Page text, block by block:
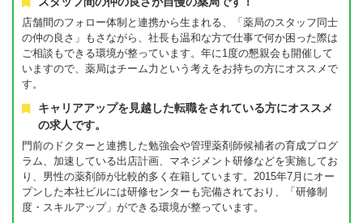
店舗間のフォロー体制と連携から生まれる、「薬局のスタッフ同士
の仲の良さ」もさながら、社長も温和な方で仕事で何か困った際は
ご相談もできる環境が整っています。年に1度の懇親会も開催して
いますので、薬局はチーム力という考えをお持ちの方にオススメで
す。
キャリアアップを見越した転職をされている方にオススメ
の求人です。
門前のドクターと連携した勉強会や管理薬剤師候補者の育成プログ
ラム、加速している出店計画、マネジメント研修などを実施してお
り、男性の薬剤師が比較的多く在籍しています。2015年7月にオー
プンした本社ビルには研修センターも完備されており、「研修制
度・スキルアップ」ができる環境が整っています。